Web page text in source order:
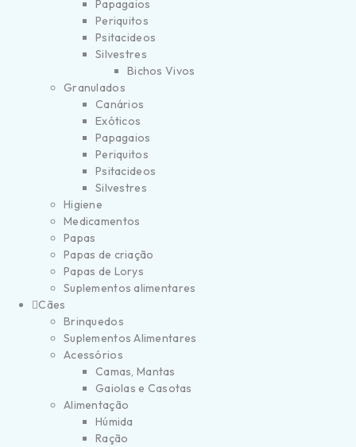
Papagaios
Periquitos
Psitacideos
Silvestres
Bichos Vivos
Granulados
Canários
Exóticos
Papagaios
Periquitos
Psitacideos
Silvestres
Higiene
Medicamentos
Papas
Papas de criação
Papas de Lorys
Suplementos alimentares
Cães
Brinquedos
Suplementos Alimentares
Acessórios
Camas, Mantas
Gaiolas e Casotas
Alimentação
Húmida
Ração